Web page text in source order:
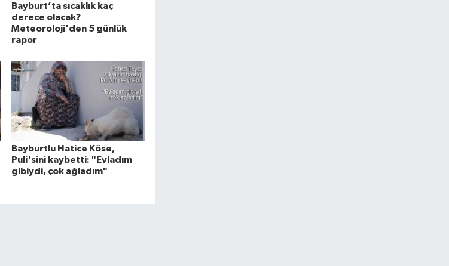
Bayburt’ta sıcaklık kaç
derece olacak?
Meteoroloji'den 5 günlük
rapor
Bayburtlu Hatice Köse,
Puli'sini kaybetti: "Evladım
gibiydi, çok ağladım"